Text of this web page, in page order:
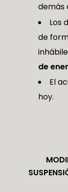
demás
Los
de
de
El
hoy.